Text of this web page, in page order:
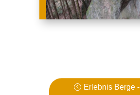
Erlebnis Berge -